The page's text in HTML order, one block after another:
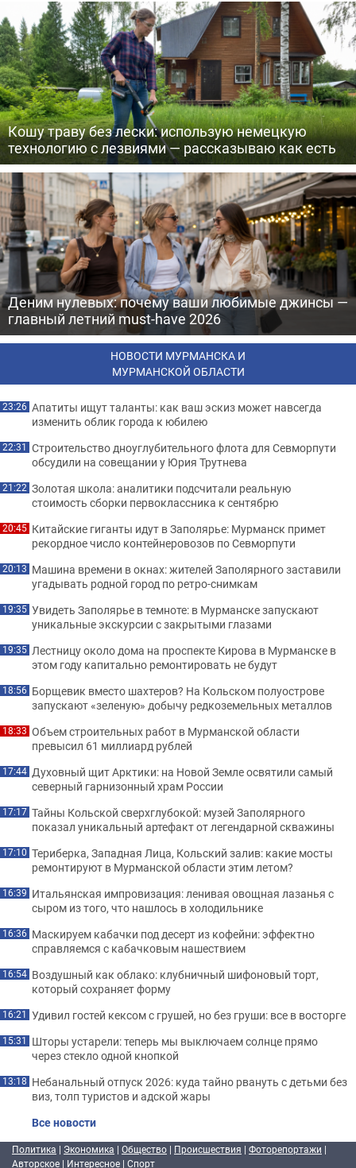
Кошу траву без лески: использую немецкую
технологию с лезвиями — рассказываю как есть
Деним нулевых: почему ваши любимые джинсы —
главный летний must-have 2026
НОВОСТИ МУРМАНСКА И
МУРМАНСКОЙ ОБЛАСТИ
23:26 Апатиты ищут таланты: как ваш эскиз может навсегда
изменить облик города к юбилею
22:31 Строительство дноуглубительного флота для Севморпути
обсудили на совещании у Юрия Трутнева
21:22 Золотая школа: аналитики подсчитали реальную
стоимость сборки первоклассника к сентябрю
20:45 Китайские гиганты идут в Заполярье: Мурманск примет
рекордное число контейнеровозов по Севморпути
20:13 Машина времени в окнах: жителей Заполярного заставили
угадывать родной город по ретро-снимкам
19:35 Увидеть Заполярье в темноте: в Мурманске запускают
уникальные экскурсии с закрытыми глазами
19:35 Лестницу около дома на проспекте Кирова в Мурманске в
этом году капитально ремонтировать не будут
18:56 Борщевик вместо шахтеров? На Кольском полуострове
запускают «зеленую» добычу редкоземельных металлов
18:33 Объем строительных работ в Мурманской области
превысил 61 миллиард рублей
17:44 Духовный щит Арктики: на Новой Земле освятили самый
северный гарнизонный храм России
17:17 Тайны Кольской сверхглубокой: музей Заполярного
показал уникальный артефакт от легендарной скважины
17:10 Териберка, Западная Лица, Кольский залив: какие мосты
ремонтируют в Мурманской области этим летом?
16:39 Итальянская импровизация: ленивая овощная лазанья с
сыром из того, что нашлось в холодильнике
16:36 Маскируем кабачки под десерт из кофейни: эффектно
справляемся с кабачковым нашествием
16:54 Воздушный как облако: клубничный шифоновый торт,
который сохраняет форму
16:21 Удивил гостей кексом с грушей, но без груши: все в восторге
15:31 Шторы устарели: теперь мы выключаем солнце прямо
через стекло одной кнопкой
13:18 Небанальный отпуск 2026: куда тайно рвануть с детьми без
виз, толп туристов и адской жары
Все новости
Политика | Экономика | Общество | Происшествия | Фоторепортажи |
Авторское | Интересное | Спорт